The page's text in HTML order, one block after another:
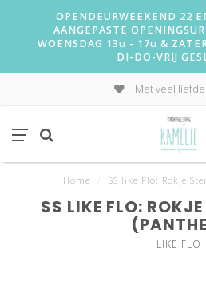
OPENDEURWEEKEND 22
AANGEPASTE
WOENSDAG 13u - 17u &
DI-DO-VRIJ
Met veel
Home SS like Flo: Rokje
SS LIKE FLO:
LIKE FLO